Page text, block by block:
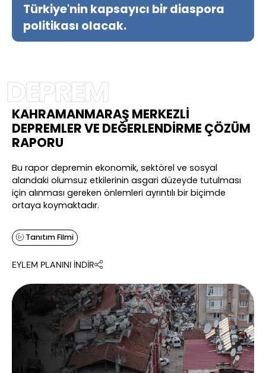
Türkiye'nin kapsayıcı bir diaspora
politikası olacak.
DEPREM
KAHRAMANMARAŞ MERKEZLİ
DEPREMLER VE DEĞERLENDİRME ÇÖZÜM
RAPORU
Bu rapor depremin ekonomik, sektörel ve sosyal
alandaki olumsuz etkilerinin asgari düzeyde tutulması
için alınması gereken önlemleri ayrıntılı bir biçimde
ortaya koymaktadır.
Tanıtım Filmi
EYLEM PLANINI İNDİR